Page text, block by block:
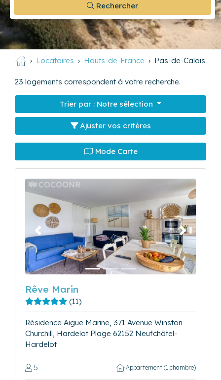
Rechercher
Locataires Hauts-de-France Pas-de-Calais
23 logements correspondent à votre recherche.
Trier par : Notre sélection
Ajuster vos critères
Mode Carte
Précédent Suivant
Rêve Marin
(11)
Résidence Aigue Marine, 371 Avenue Winston
Churchill, Hardelot Plage 62152 Neufchâtel-
Hardelot
5 Appartement (1 chambre)